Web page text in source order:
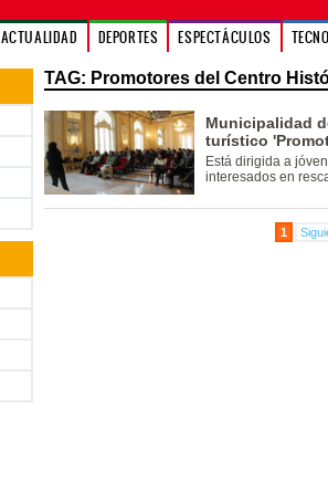
ACTUALIDAD DEPORTES ESPECTÁCULOS
TAG: Promotores del Centro
Municipalidad
turístico
Está dirigida a
interesados en
1